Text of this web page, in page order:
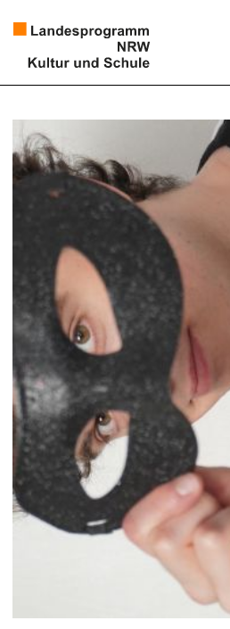
Künstlerpool
Schulen
Kultur und Schule
home Impressum Datenschutz